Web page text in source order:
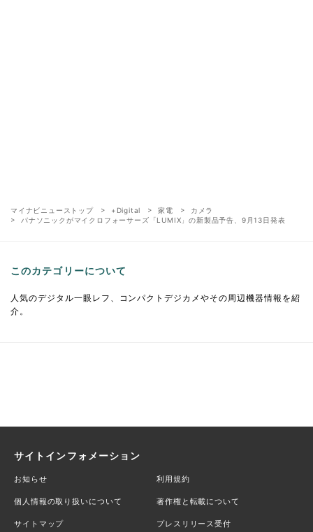
マイナビニューストップ +Digital 家電
カメラ
パナソニックがマイクロフォーサーズ「LUMIX」の新製品予告、9月13日発表
このカテゴリーについて
人気のデジタル一眼レフ、コンパクトデジカメやその周辺機器情報を紹
介。
サイトインフォメーション
お知らせ 利用規約
個人情報の取り扱いについて 著作権と転載について
サイトマップ プレスリリース受付